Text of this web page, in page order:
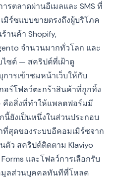
รตลาดผ่านอีเมลและ SMS ที่
มิร์ซแบบขายตรงถึงผู้บริโภค
านค้า Shopify,
จำนวนมากทั่วโลก และ
ไซต์ — สคริปต์ที่เฝ้าดู
ารเข้าชมหน้าเว็บให้กับ
อร์โฟลว์ตะกร้าสินค้าที่ถูกทิ้ง
คือสิ่งที่ทำให้แพลตฟอร์มมี
ยังเป็นหนึ่งในส่วนประกอบ
สุดของระบบอีคอมเมิร์ซจาก
ว สคริปต์ติดตาม Klaviyo
และโฟลว์การเลือกรับ
มูลส่วนบุคคลทันทีที่โหลด